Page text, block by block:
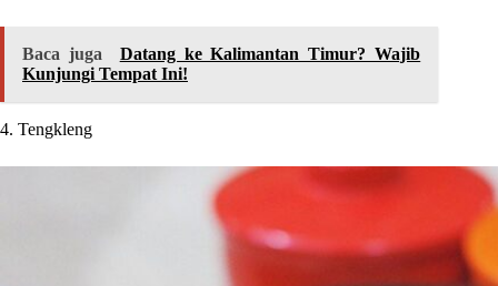
Baca juga
Datang ke Kalimantan Timur? Wajib
Kunjungi Tempat Ini!
4. Tengkleng